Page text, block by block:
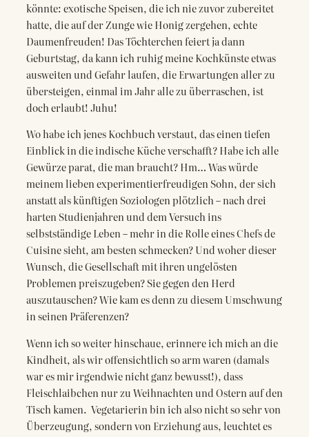
könnte: exotische Speisen, die ich nie zuvor zubereitet
hatte, die auf der Zunge wie Honig zergehen, echte
Daumenfreuden! Das Töchterchen feiert ja dann
Geburtstag, da kann ich ruhig meine Kochkünste etwas
ausweiten und Gefahr laufen, die Erwartungen aller zu
übersteigen, einmal im Jahr alle zu überraschen, ist
doch erlaubt! Juhu!
Wo habe ich jenes Kochbuch verstaut, das einen tiefen
Einblick in die indische Küche verschafft? Habe ich alle
Gewürze parat, die man braucht? Hm… Was würde
meinem lieben experimentierfreudigen Sohn, der sich
anstatt als künftigen Soziologen plötzlich – nach drei
harten Studienjahren und dem Versuch ins
selbstständige Leben – mehr in die Rolle eines Chefs de
Cuisine sieht, am besten schmecken? Und woher dieser
Wunsch, die Gesellschaft mit ihren ungelösten
Problemen preiszugeben? Sie gegen den Herd
auszutauschen? Wie kam es denn zu diesem Umschwung
in seinen Präferenzen?
Wenn ich so weiter hinschaue, erinnere ich mich an die
Kindheit, als wir offensichtlich so arm waren (damals
war es mir irgendwie nicht ganz bewusst!), dass
Fleischlaibchen nur zu Weihnachten und Ostern auf den
Tisch kamen. Vegetarierin bin ich also nicht so sehr von
Überzeugung, sondern von Erziehung aus, leuchtet es